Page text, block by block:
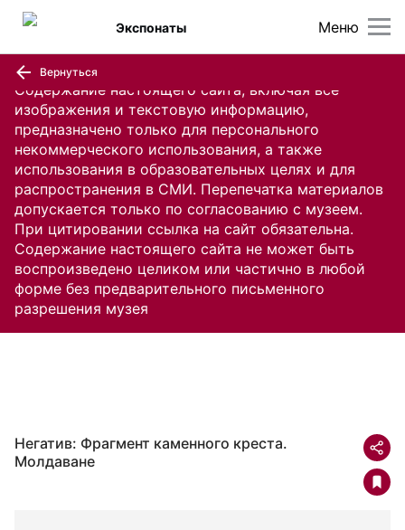
Содержание настоящего сайта, включая все
изображения и текстовую информацию,
предназначено только для персонального
некоммерческого использования, а также
использования в образовательных целях и для
распространения в СМИ. Перепечатка материалов
допускается только по согласованию с музеем.
При цитировании ссылка на сайт обязательна.
Содержание настоящего сайта не может быть
воспроизведено целиком или частично в любой
форме без предварительного письменного
разрешения музея
Меню
Экспонаты
Вернуться
Негатив: Фрагмент каменного креста.
Молдаване